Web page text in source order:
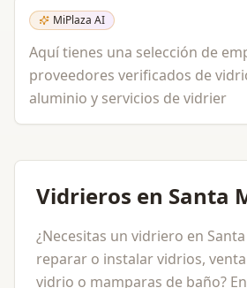
MiPlaza AI
Aquí tienes una selección de
proveedores verificados de
aluminio y servicios de vidrier
Vidrieros en Santa
¿Necesitas un vidriero en
reparar o instalar vidrios,
vidrio o mamparas de baño?